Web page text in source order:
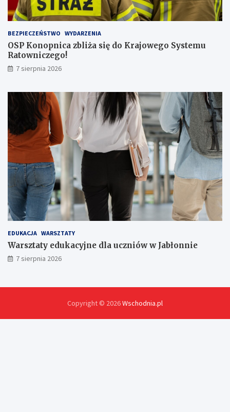
a
a
ż
e
r
!
BEZPIECZEŃSTWO WYDARZENIA
OSP Konopnica zbliża się do Krajowego Systemu
Ratowniczego!
7 sierpnia 2026
EDUKACJA WARSZTATY
Warsztaty edukacyjne dla uczniów w Jabłonnie
7 sierpnia 2026
Copyright © 2026Wschodnia.pl